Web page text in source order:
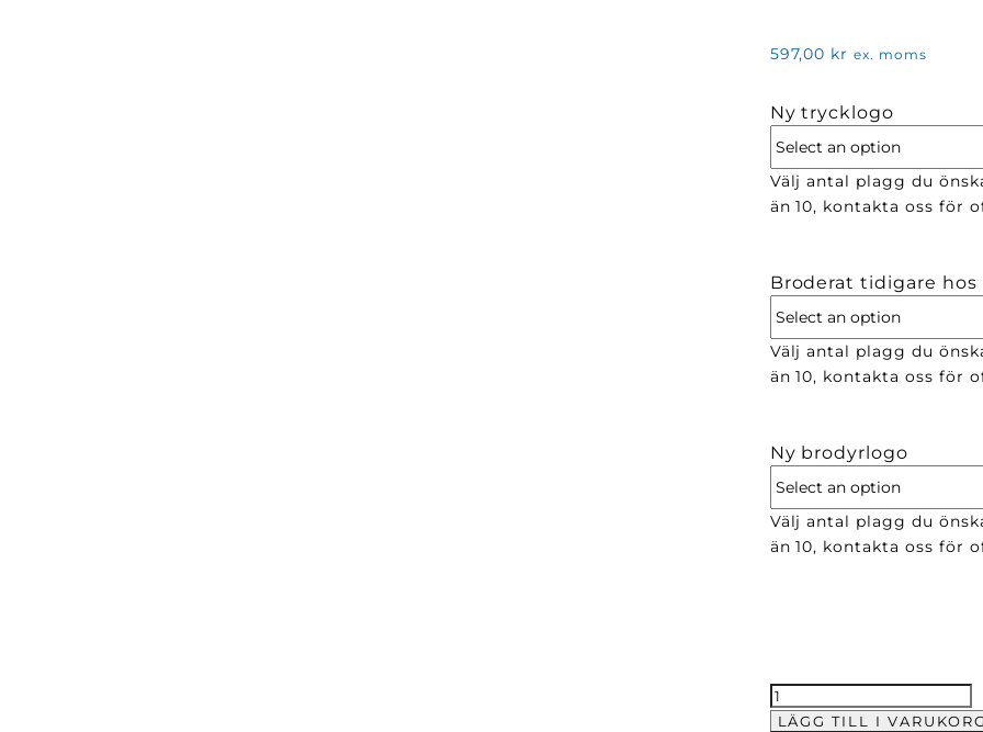
597,00 kr ex. moms
Ny trycklogo
Välj antal plagg du
än 10, kontakta oss för
Broderat tidigare hos
Välj antal plagg du
än 10, kontakta oss för
Ny brodyrlogo
Välj antal plagg du
än 10, kontakta oss för
35mm
Hängsle
LÄGG TILL I VARUKORG